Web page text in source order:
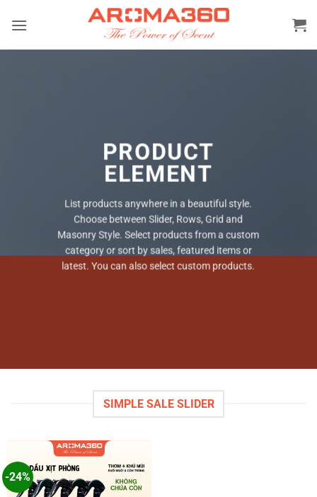
qua
PRODUCT
ELEMENT
List products anywhere in a beautiful style.
Choose between Slider, Rows, Grid and
Masonry Style. Select products from a custom
category or sort by sales, featured items or
latest. You can also select custom products.
SIMPLE SALE SLIDER
-24%